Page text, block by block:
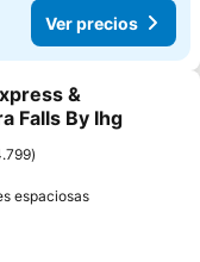
Ver precios
favoritos
&
Falls By Ihg
espaciosasVer precios